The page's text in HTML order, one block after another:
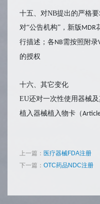
十五、对NB提出的严格
对“公告机构”，新版 MDR
行描述；各NB需按照附录
的授权
十六、其它变化
EU还对一次性使用器械
植入器械植入物卡（
上一篇： 医疗器械FDA注册
下一篇： OTC药品NDC注册